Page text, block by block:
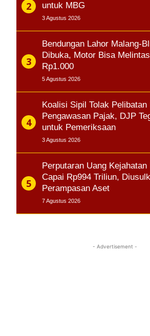
untuk MBG
3 Agustus 2026
Bendungan Lahor Malang-
Dibuka, Motor Bisa
Rp1.000
5 Agustus 2026
Koalisi Sipil Tolak Pelibatan
Pengawasan Pajak, DJP
untuk Pemeriksaan
3 Agustus 2026
Perputaran Uang Kejahatan
Capai Rp994 Triliun,
Perampasan Aset
7 Agustus 2026
- Advertisement -